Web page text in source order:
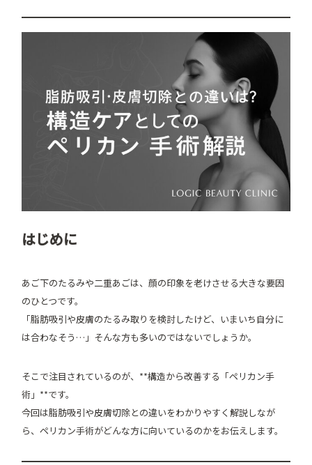
はじめに
あご下のたるみや二重あごは、顔の印象を老けさせる大きな要因
のひとつです。
「脂肪吸引や皮膚のたるみ取りを検討したけど、いまいち自分に
は合わなそう…」そんな方も多いのではないでしょうか。
そこで注目されているのが、**構造から改善する「ペリカン手
術」**です。
今回は脂肪吸引や皮膚切除との違いをわかりやすく解説しなが
ら、ペリカン手術がどんな方に向いているのかをお伝えします。